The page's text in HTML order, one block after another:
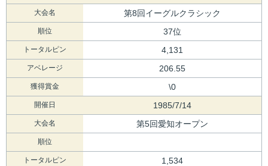
大会名 第8回イーグルクラシック
順位 37位
トータルピン 4,131
アベレージ 206.55
獲得賞金 \0
開催日 1985/7/14
大会名 第5回愛知オープン
順位
トータルピン 1,534